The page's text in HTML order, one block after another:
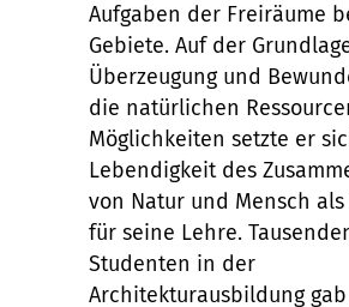
Aufgaben der Freiräume
Gebiete. Auf der
Überzeugung und
die natürlichen
Möglichkeiten setzte er
Lebendigkeit des
von Natur und Mensch
für seine Lehre.
Studenten in der
Architekturausbildung